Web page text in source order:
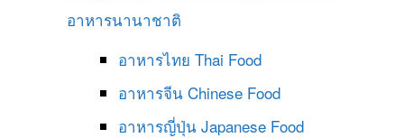
อาหารนานาชาติ
อาหารไทย Thai Food
อาหารจีน Chinese Food
อาหารญี่ปุ่น Japanese Food